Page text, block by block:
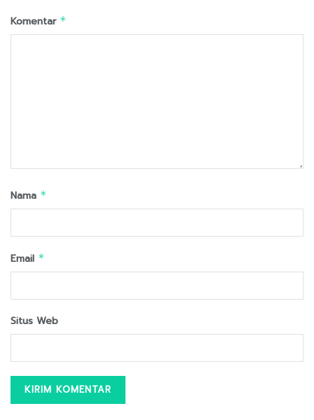
Komentar *
Nama *
Email *
Situs Web